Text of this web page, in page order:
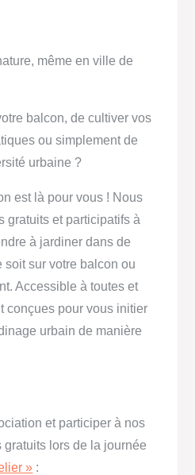
même en ville de
balcon, de cultiver vos
ou simplement de
urbaine ?
est là pour vous ! Nous
gratuits et participatifs à
à jardiner dans de
soit sur votre balcon ou
Accessible à toutes et
conçues pour vous initier
urbain de manière
et participer à nos
lors de la journée
» :